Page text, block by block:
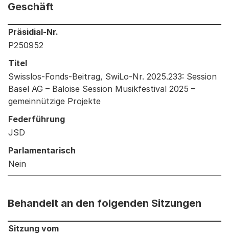
Geschäft
Informationen zum Ausgewählten Geschäft
Präsidial-Nr.
P250952
Titel
Swisslos-Fonds-Beitrag, SwiLo-Nr. 2025.233: Session
Basel AG – Baloise Session Musikfestival 2025 –
gemeinnützige Projekte
Federführung
JSD
Parlamentarisch
Nein
Behandelt an den folgenden Sitzungen
Behandelt an den folgenden Sitzungen: Informationen
Sitzung vom